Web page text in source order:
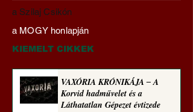
Darai Lajos:
Naplóbölcsességeim
(2023)
a Szilaj Csikón
a MOGY honlapján
KIEMELT CIKKEK
VAXÓRIA KRÓNIKÁJA ‒ A
Korvid hadművelet és a
Láthatatlan Gépezet évtizede